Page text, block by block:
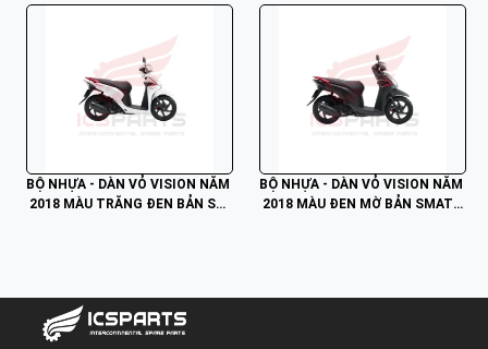
BỘ NHỰA - DÀN VỎ VISION NĂM
2018 MÀU TRĂNG ĐEN BẢN SM
BỘ NHỰA - DÀN VỎ VISION NĂM
2018 MÀU ĐEN MỜ BẢN SMATK